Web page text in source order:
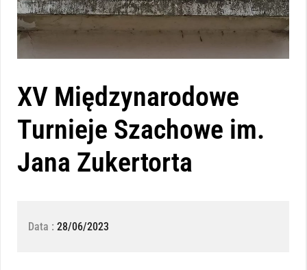
XV Międzynarodowe
Turnieje Szachowe im.
Jana Zukertorta
Data : 28/06/2023